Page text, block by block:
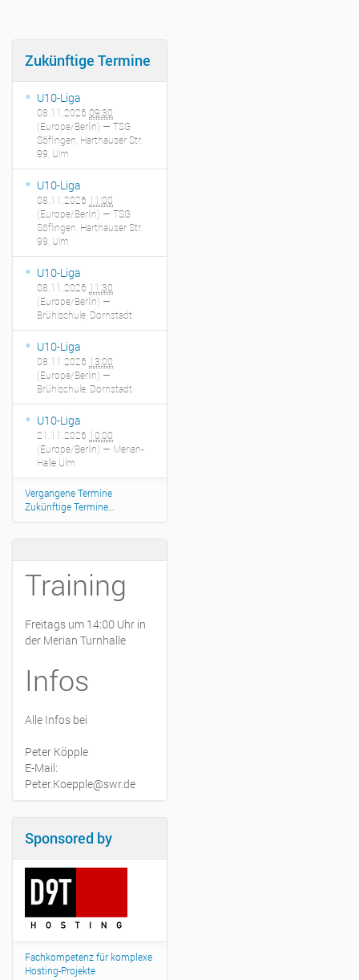
Zukünftige Termine
U10-Liga
08.11.2026 09:30
(Europe/Berlin) — TSG
Söflingen, Harthauser Str.
99, Ulm
U10-Liga
08.11.2026 11:00
(Europe/Berlin) — TSG
Söflingen, Harthauser Str.
99, Ulm
U10-Liga
08.11.2026 11:30
(Europe/Berlin) —
Brühlschule, Dornstadt
U10-Liga
08.11.2026 13:00
(Europe/Berlin) —
Brühlschule, Dornstadt
U10-Liga
21.11.2026 10:00
(Europe/Berlin) — Merian-
Halle Ulm
Vergangene Termine
Zukünftige Termine…
Training
Freitags um 14:00 Uhr in
der Merian Turnhalle
Infos
Alle Infos bei
Peter Köpple
E-Mail:
Peter.Koepple@swr.de
Sponsored by
Fachkompetenz für komplexe
Hosting-Projekte